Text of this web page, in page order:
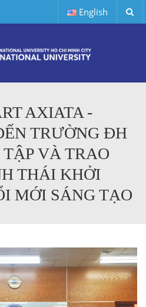
English
AXIATA -
TRƯỜNG ĐH
TẬP VÀ TRAO
THÁI KHỞI
MỚI SÁNG TẠO